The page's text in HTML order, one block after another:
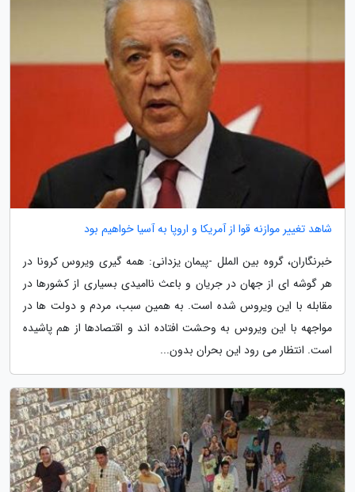
شاهد تغییر موازنه قوا از آمریکا و اروپا به آسیا خواهیم بود
خبرنگاران، گروه بین الملل -پیمان یزدانی: همه گیری ویروس کرونا در
هر گوشه ای از جهان در جریان و باعث ناامیدی بسیاری از کشورها در
مقابله با این ویروس شده است. به همین سبب، مردم و دولت ها در
مواجهه با این ویروس به وحشت افتاده اند و اقتصادها از هم پاشیده
است. انتظار می رود این بحران بدون...